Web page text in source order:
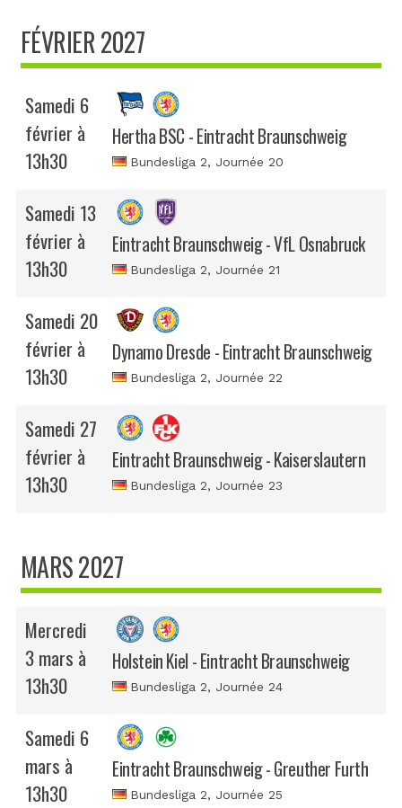
FÉVRIER 2027
Samedi 6
février à
13h30
Hertha BSC - Eintracht Braunschweig
Bundesliga 2, Journée 20
Samedi 13
février à
13h30
Eintracht Braunschweig - VfL Osnabruck
Bundesliga 2, Journée 21
Samedi 20
février à
13h30
Dynamo Dresde - Eintracht Braunschweig
Bundesliga 2, Journée 22
Samedi 27
février à
13h30
Eintracht Braunschweig - Kaiserslautern
Bundesliga 2, Journée 23
MARS 2027
Mercredi
3 mars à
13h30
Holstein Kiel - Eintracht Braunschweig
Bundesliga 2, Journée 24
Samedi 6
mars à
13h30
Eintracht Braunschweig - Greuther Furth
Bundesliga 2, Journée 25